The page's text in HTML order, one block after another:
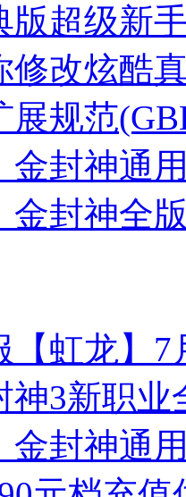
版超级新
修改炫酷
展规范
金封神通
金封神全
【虹龙】7
神3新职业
金封神通